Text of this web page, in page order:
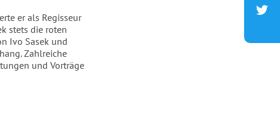
er als Regisseur
stets die roten
Ivo Sasek und
Zahlreiche
und Vorträge